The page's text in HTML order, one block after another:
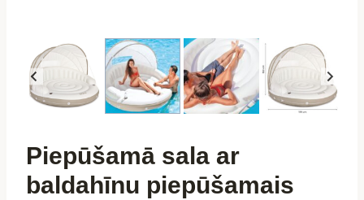
Piepūšamā sala ar
baldahīnu piepūšamais